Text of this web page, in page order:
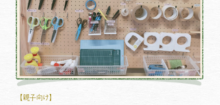
【親子向け】